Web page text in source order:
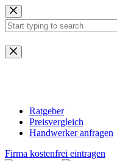
Zum
Inhalt
springen
Keine
Ergebnisse
Ratgeber
Preisvergleich
Handwerker anfragen
Firma kostenfrei eintragen